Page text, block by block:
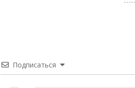
Подписаться